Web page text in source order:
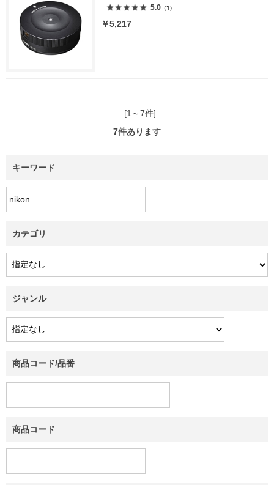
5.0 （1）
￥5,217
[1～7件]
7件あります
キーワード
カテゴリ
ジャンル
商品コード/品番
商品コード